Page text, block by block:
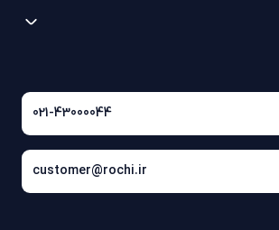
021-43000044
customer@rochi.ir